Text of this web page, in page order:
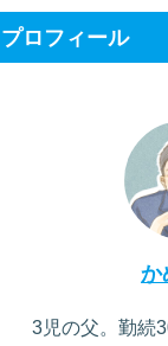
プロフィール
か
3児の父。勤続